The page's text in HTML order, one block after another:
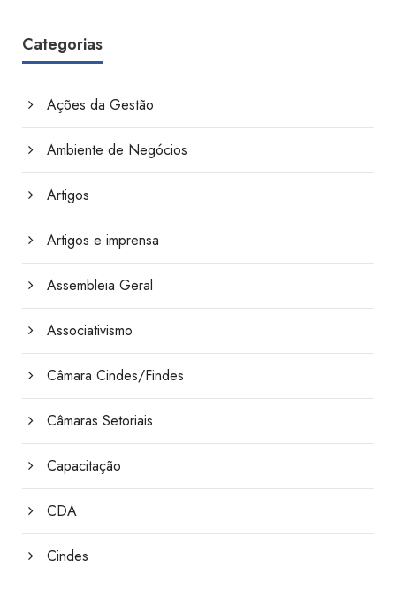
Categorias
Ações da Gestão
Ambiente de Negócios
Artigos
Artigos e imprensa
Assembleia Geral
Associativismo
Câmara Cindes/Findes
Câmaras Setoriais
Capacitação
CDA
Cindes